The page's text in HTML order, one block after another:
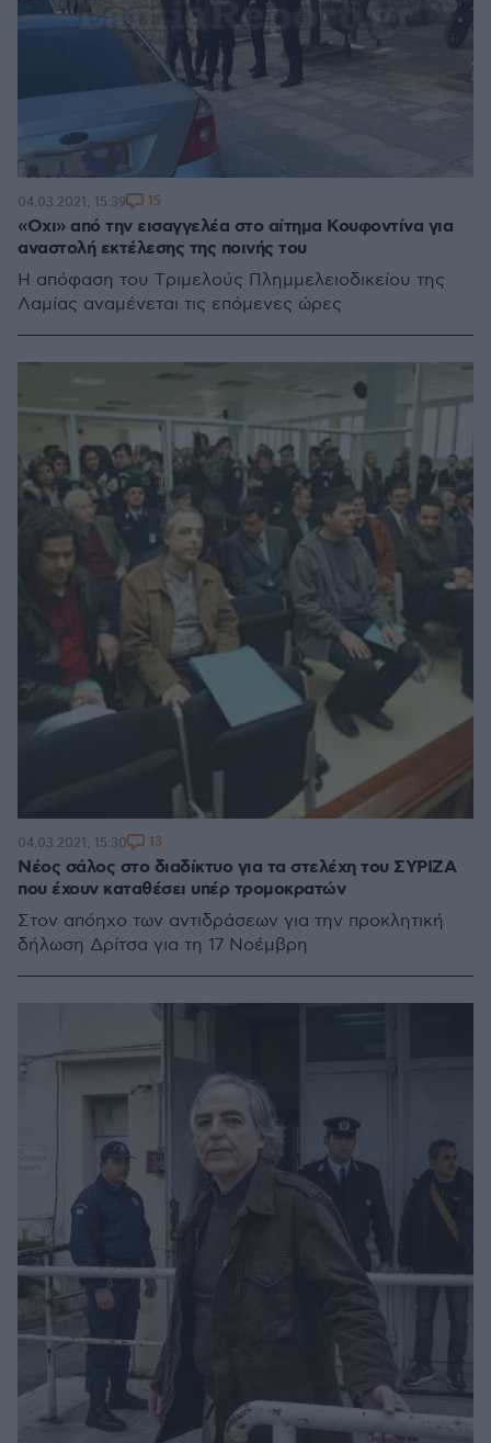
«Οχι» από την εισαγγελέα στο αίτημα Κουφοντίνα για
αναστολή εκτέλεσης της ποινής του
Η απόφαση του Tριμελούς Πλημμελειοδικείου της
Λαμίας αναμένεται τις επόμενες ώρες
04.03.2021, 15:39 15
Νέος σάλος στο διαδίκτυο για τα στελέχη του ΣΥΡΙΖΑ
που έχουν καταθέσει υπέρ τρομοκρατών
Στον απόηχο των αντιδράσεων για την προκλητική
δήλωση Δρίτσα για τη 17 Νοέμβρη
04.03.2021, 15:30 13